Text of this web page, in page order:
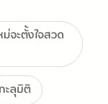
าน
ป็นภรรยาคนที่สอง
ด้
จะตั้งใจสวด
ทะลุมิติ